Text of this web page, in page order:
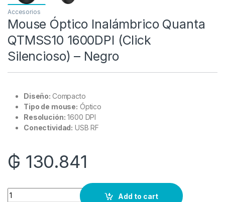
Accesorios
Mouse Óptico Inalámbrico Quanta
QTMSS10 1600DPI (Click
Silencioso) – Negro
Diseño: Compacto
Tipo de mouse: Óptico
Resolución: 1600 DPI
Conectividad: USB RF
₲ 130.841
Quantity
Add to cart